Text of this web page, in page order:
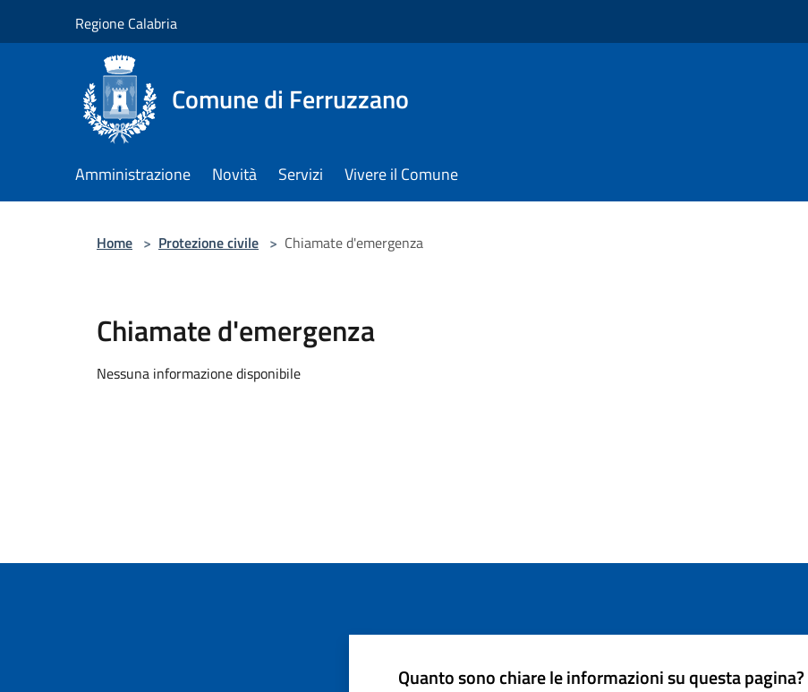
Regione Calabria
Comune di Ferruzzano
Amministrazione Novità Servizi Vivere il Comune
Home > Protezione civile > Chiamate d'emergenza
Chiamate d'emergenza
Nessuna informazione disponibile
Quanto sono chiare le informazioni su questa pagina?